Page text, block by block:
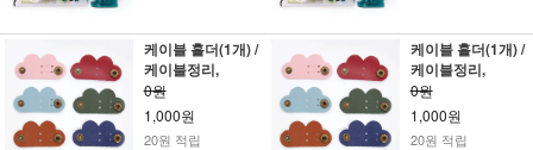
케이블 홀더(1개) /
케이블정리,
0원
1,000원
20원 적립
케이블 홀더(1개) /
케이블정리,
0원
1,000원
20원 적립